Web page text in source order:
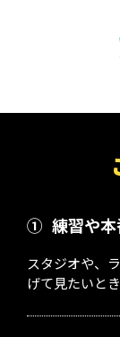
① 練習や本
スタジオや、
げて見たいと